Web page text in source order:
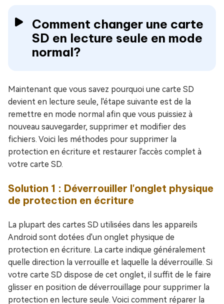
Comment changer une carte
SD en lecture seule en mode
normal?
Maintenant que vous savez pourquoi une carte SD
devient en lecture seule, l'étape suivante est de la
remettre en mode normal afin que vous puissiez à
nouveau sauvegarder, supprimer et modifier des
fichiers. Voici les méthodes pour supprimer la
protection en écriture et restaurer l'accès complet à
votre carte SD.
Solution 1 : Déverrouiller l'onglet physique
de protection en écriture
La plupart des cartes SD utilisées dans les appareils
Android sont dotées d'un onglet physique de
protection en écriture. La carte indique généralement
quelle direction la verrouille et laquelle la déverrouille. Si
votre carte SD dispose de cet onglet, il suffit de le faire
glisser en position de déverrouillage pour supprimer la
protection en lecture seule. Voici comment réparer la